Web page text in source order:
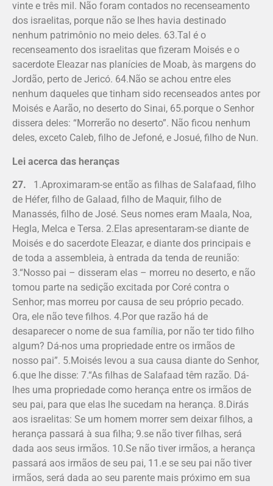
vinte e três mil. Não foram contados no recenseamento
dos is­raelitas, porque não se lhes havia destinado
nenhum patrimônio no meio deles. 63.Tal é o
recenseamento dos israe­litas que fizeram Moisés e o
sacerdote Eleazar nas planícies de Moab, às margens do
Jordão, perto de Jericó. 64.Não se achou entre eles
nenhum daqueles que tinham sido recenseados antes por
Moi­sés e Aarão, no deserto do Sinai, 65.porque o Senhor
dissera deles: “Morrerão no deserto”. Não ficou nenhum
deles, exceto Caleb, filho de Jefoné, e Josué, filho de Nun.
Lei acerca das heranças
27. 1.Aproximaram-se então as filhas de Salafaad, filho
de Héfer, filho de Galaad, filho de Maquir, filho de
Manassés, filho de José. Seus nomes eram Maala, Noa,
Hegla, Melca e Tersa. 2.Elas apresentaram-se diante de
Moisés e do sacerdote Eleazar, e diante dos principais e
de toda a assembleia, à entrada da tenda de reunião:
3.“Nosso pai – disseram elas – morreu no deserto, e não
tomou parte na sedição excitada por Coré contra o
Senhor; mas morreu por causa de seu próprio pecado.
Ora, ele não teve filhos. 4.Por que razão há de
desaparecer o nome de sua família, por não ter tido filho
algum? Dá-nos uma propriedade entre os irmãos de
nosso pai”. 5.Moisés levou a sua causa diante do Senhor,
6.que lhe disse: 7.“As filhas de Salafaad têm razão. Dá-
lhes uma propriedade como herança entre os irmãos de
seu pai, para que elas lhe sucedam na herança. 8.Dirás
aos israelitas: Se um homem morrer sem deixar filhos, a
herança passará à sua filha; 9.se não tiver filhas, será
dada aos seus irmãos. 10.Se não tiver irmãos, a herança
passará aos irmãos de seu pai, 11.e se seu pai não tiver
irmãos, será dada ao seu parente mais próximo em sua